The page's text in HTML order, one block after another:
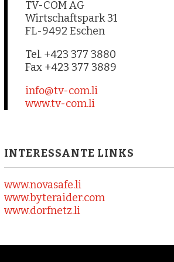
TV-COM AG
Wirtschaftspark 31
FL-9492 Eschen
Tel. +423 377 3880
Fax +423 377 3889
info@tv-com.li
www.tv-com.li
INTERESSANTE LINKS
www.novasafe.li
www.byteraider.com
www.dorfnetz.li